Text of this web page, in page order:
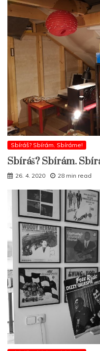
Sbíráš? Sbírám. Sbíráme!
Sbíráš? Sbírám.
26. 4. 2020 28 min read